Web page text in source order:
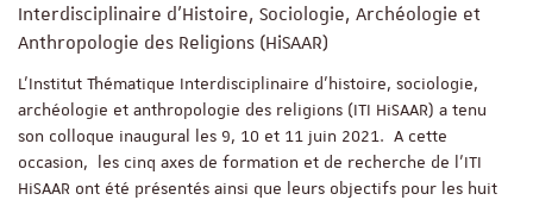
Interdisciplinaire d’Histoire, Sociologie, Archéologie et
Anthropologie des Religions (HiSAAR)
L'Institut Thématique Interdisciplinaire d'histoire, sociologie,
archéologie et anthropologie des religions (ITI HiSAAR) a tenu
son colloque inaugural les 9, 10 et 11 juin 2021. A cette
occasion, les cinq axes de formation et de recherche de l'ITI
HiSAAR ont été présentés ainsi que leurs objectifs pour les huit